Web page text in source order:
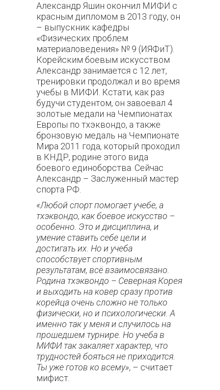
Александр Яшин окончил МИФИ с
красным дипломом в 2013 году, он
– выпускник кафедры
«Физических проблем
материаловедения» № 9 (ИЯФиТ).
Корейским боевым искусством
Александр занимается с 12 лет,
тренировки продолжал и во время
учебы в МИФИ. Кстати, как раз
будучи студентом, он завоевал 4
золотые медали на Чемпионатах
Европы по тхэквондо, а также
бронзовую медаль на Чемпионате
Мира 2011 года, который проходил
в КНДР, родине этого вида
боевого единоборства. Сейчас
Александр – Заслуженный мастер
спорта РФ.
«Любой спорт помогает учебе, а
тхэквондо, как боевое искусство –
особенно. Это и дисциплина, и
умение ставить себе цели и
достигать их. Но и учеба
способствует спортивным
результатам, всё взаимосвязано.
Родина тхэквондо – Северная Корея
и выходить на ковер сразу против
корейца очень сложно не только
физически, но и психологически. А
именно так у меня и случилось на
прошедшем турнире. Но учеба в
МИФИ так закаляет характер, что
трудностей бояться не приходится.
Ты уже готов ко всему», – считает
мифист.